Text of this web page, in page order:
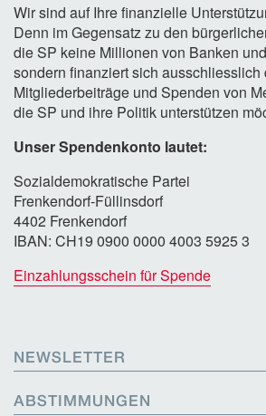
Wir sind auf Ihre finanzielle
Denn im Gegensatz zu den
die SP keine Millionen von Banken
sondern finanziert sich ausschliesslich
Mitgliederbeiträge und Spenden von
die SP und ihre Politik unterstützen
Unser Spendenkonto lautet:
Sozialdemokratische Partei
Frenkendorf-Füllinsdorf
4402 Frenkendorf
IBAN: CH19 0900 0000 4003 5925 3
Einzahlungsschein für Spende
NEWSLETTER
ABSTIMMUNGEN